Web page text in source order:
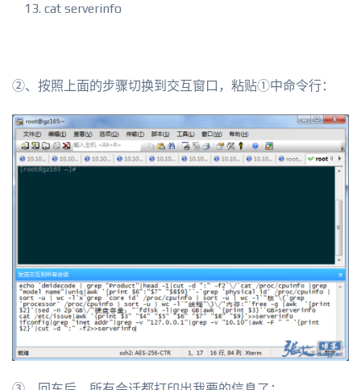
cat serverinfo
②、按照上面的步骤切换到交互窗口，粘贴①中命令行：